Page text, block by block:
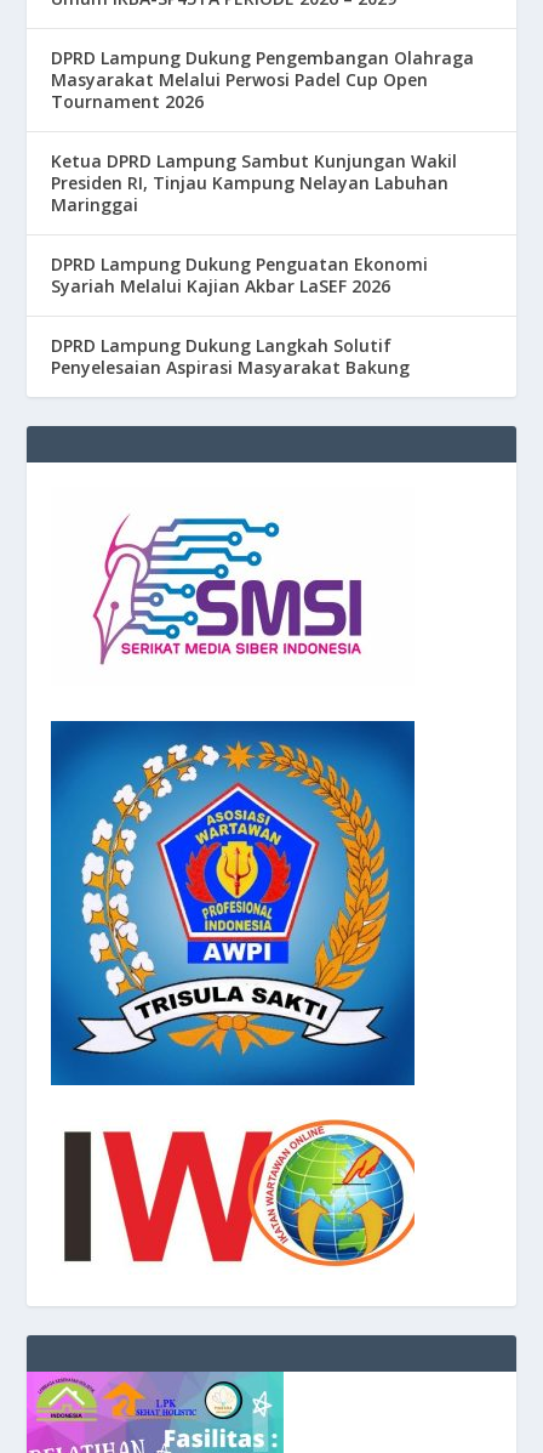
DPRD Lampung Dukung Pengembangan Olahraga
Masyarakat Melalui Perwosi Padel Cup Open
Tournament 2026
Ketua DPRD Lampung Sambut Kunjungan Wakil
Presiden RI, Tinjau Kampung Nelayan Labuhan
Maringgai
DPRD Lampung Dukung Penguatan Ekonomi
Syariah Melalui Kajian Akbar LaSEF 2026
DPRD Lampung Dukung Langkah Solutif
Penyelesaian Aspirasi Masyarakat Bakung